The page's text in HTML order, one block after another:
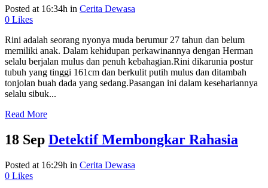
Posted at 16:34h in Cerita Dewasa
0 Likes
Rini adalah seorang nyonya muda berumur 27 tahun dan belum
memiliki anak. Dalam kehidupan perkawinannya dengan Herman
selalu berjalan mulus dan penuh kebahagian.Rini dikarunia postur
tubuh yang tinggi 161cm dan berkulit putih mulus dan ditambah
tonjolan buah dada yang sedang.Pasangan ini dalam kesehariannya
selalu sibuk...
Read More
18 Sep Detektif Membongkar Rahasia
Posted at 16:29h in Cerita Dewasa
0 Likes